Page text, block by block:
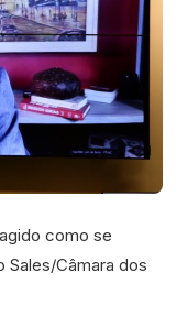
como se
Sales/Câmara dos